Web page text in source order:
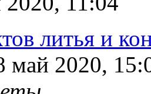
литья и
май 2020,